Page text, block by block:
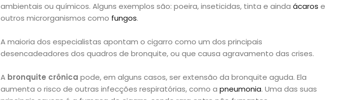
ambientais ou químicos. Alguns exemplos são: poeira, inseticidas, tinta e ainda ácaros e
outros microrganismos como fungos.
A maioria dos especialistas apontam o cigarro como um dos principais
desencadeadores dos quadros de bronquite, ou que causa agravamento das crises.
A bronquite crônica pode, em alguns casos, ser extensão da bronquite aguda. Ela
aumenta o risco de outras infecções respiratórias, como a pneumonia. Uma das suas